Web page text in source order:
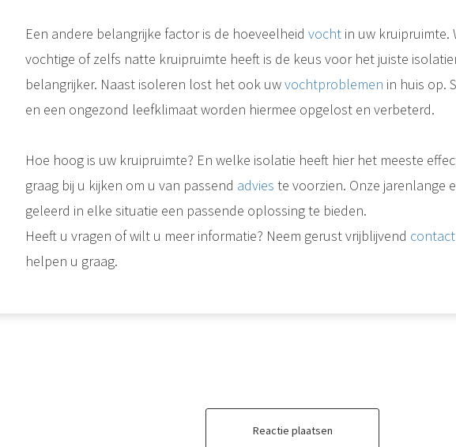
Een andere belangrijke factor is de hoeveelheid vochtin uw kruipruimte.
vochtige of zelfs natte kruipruimte heeft is de keus voor het juiste
belangrijker. Naast isoleren lost het ook uwvochtproblemen in huis op.
en een ongezond leefklimaat worden hiermee opgelost en verbeterd.
Hoe hoog is uw kruipruimte? En welke isolatie heeft hier het meeste
graag bij u kijken om u van passend advies te voorzien. Onze jarenlange
geleerd in elke situatie een passende oplossing te bieden.
Heeft u vragen of wilt u meer informatie? Neem gerust vrijblijvend contact
helpen u graag.
Reactie plaatsen